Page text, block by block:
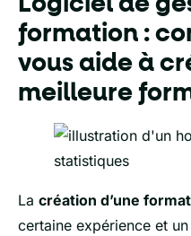
formation :
vous aide à
meilleure
La création d’une
certaine expérience et